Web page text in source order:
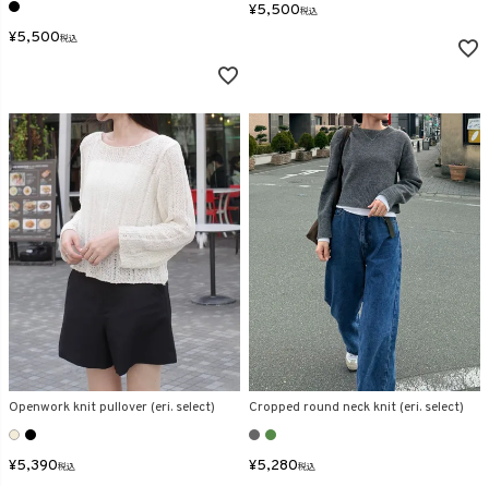
¥5,500税込
¥5,500税込
Openwork knit pullover (eri. select)
¥5,390税込
Cropped round neck knit (eri. select)
¥5,280税込